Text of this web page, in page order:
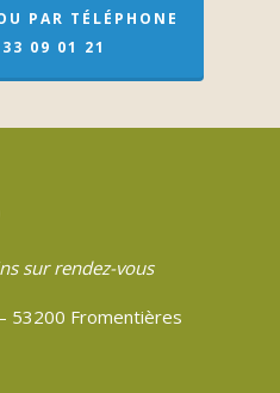
PAR TÉLÉPHONE
09 01 21
sur rendez-vous
53200 Fromentières